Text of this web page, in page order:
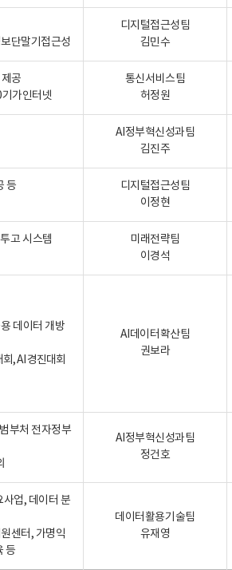
단말기접근성
디지털접근성팀
김민수
공
가인터넷
통신서비스팀
허정원
AI정부혁신성과팀
김진주
등
디지털접근성팀
이정현
고 시스템
미래전략팀
이경석
데이터 개방
, AI 경진대회
AI데이터확산팀
권보라
부처 전자정부
AI정부혁신성과팀
정건호
업, 데이터 분
센터, 가명익
등
데이터활용기술팀
유재영